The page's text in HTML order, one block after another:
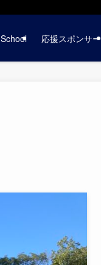
School 応援スポンサー